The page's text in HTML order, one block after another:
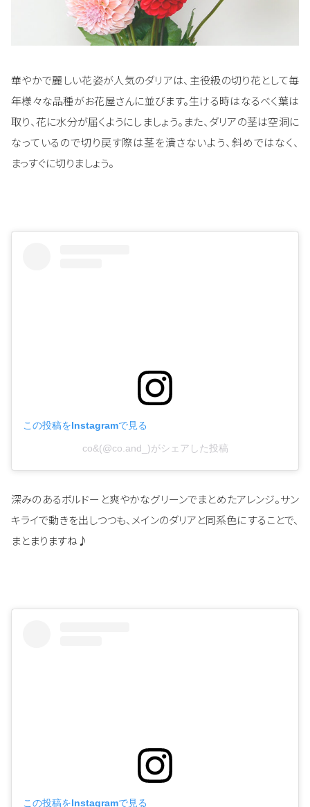
華やかで麗しい花姿が人気のダリアは、主役級の切り花として毎
年様々な品種がお花屋さんに並びます。生ける時はなるべく葉は
取り、花に水分が届くようにしましょう。また、ダリアの茎は空洞に
なっているので切り戻す際は茎を潰さないよう、斜めではなく、
まっすぐに切りましょう。
この投稿をInstagramで見る
co&(@co.and_)がシェアした投稿
深みのあるボルドーと爽やかなグリーンでまとめたアレンジ。サン
キライで動きを出しつつも、メインのダリアと同系色にすることで、
まとまりますね♪
この投稿をInstagramで見る